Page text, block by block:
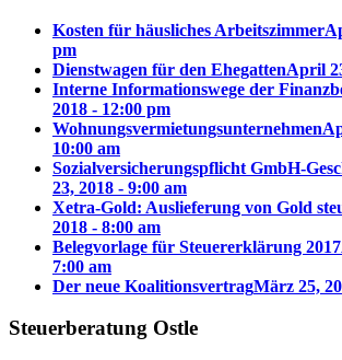
Kosten für häusliches Arbeitszimmer
pm
Dienstwagen für den EhegattenApril
Interne Informationswege der
2018 - 12:00 pm
Wohnungsvermietungsunternehmen
10:00 am
Sozialversicherungspflicht GmbH-
23, 2018 - 9:00 am
Xetra-Gold: Auslieferung von Gold
2018 - 8:00 am
Belegvorlage für Steuererklärung 2017
7:00 am
Der neue KoalitionsvertragMärz 25,
Steuerberatung Ostle